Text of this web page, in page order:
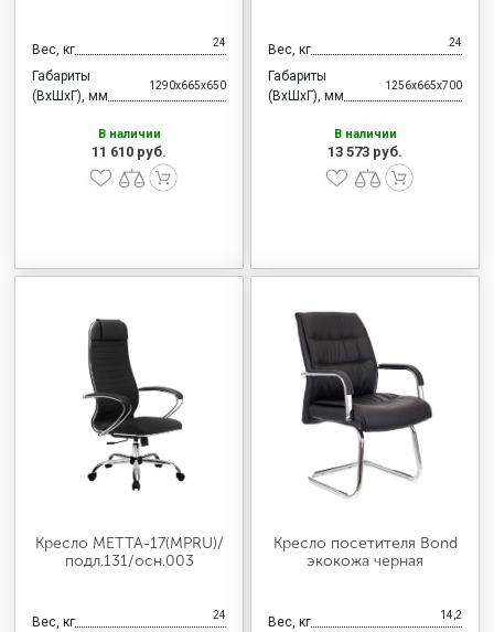
Вес, кг 24
Габариты
(ВхШхГ), мм
1290x665x650
В наличии
11 610 руб.
Вес, кг 24
Габариты
(ВхШхГ), мм
1256x665x700
В наличии
13 573 руб.
Кресло МЕТТА-17(MPRU)/
подл.131/осн.003
Вес, кг 24
Кресло посетителя Bond
экокожа черная
Вес, кг 14,2